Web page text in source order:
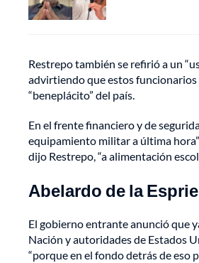
Restrepo también se refirió a un
advirtiendo que estos
“beneplácito” del país.
En el frente financiero y de
equipamiento militar a última
dijo Restrepo, “a alimentación
Abelardo de la
El gobierno entrante anunció que
Nación y autoridades de Estados
“porque en el fondo detrás de eso